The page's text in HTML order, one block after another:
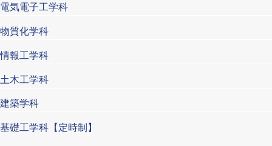
電気電子工学科
物質化学科
情報工学科
土木工学科
建築学科
基礎工学科【定時制】